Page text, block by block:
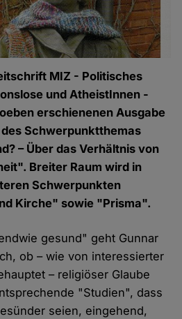
MIZ - Politisches
und AtheistInnen -
erschienenen Ausgabe
des Schwerpunktthemas
– Über das Verhältnis von
Breiter Raum wird in
Schwerpunkten
Kirche" sowie "Prisma".
gesund" geht Gunnar
ob – wie von interessierter
– religiöser Glaube
"Studien", dass
seien, eingehend,